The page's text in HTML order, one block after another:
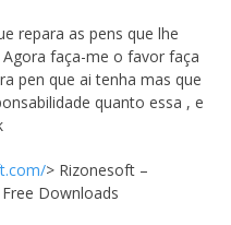
repara as pens que lhe
faça-me o favor faça
pen que ai tenha mas que
quanto essa , e
> Rizonesoft –
Downloads